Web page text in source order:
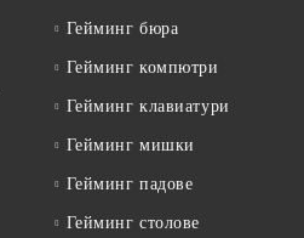
Гейминг бюра
Гейминг компютри
Гейминг клавиатури
Гейминг мишки
Гейминг падове
Гейминг столове